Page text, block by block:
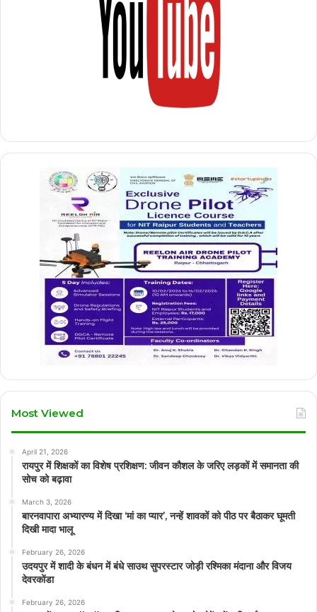
Most Viewed
April 21, 2026
रायपुर में शिक्षकों का विशेष प्रशिक्षण: जीवन कौशल के जरिए लड़कों में समानता की
सोच को बढ़ावा
March 3, 2026
बारनवापारा अभ्यारण्य में दिखा ‘मां का प्यार’, नन्हें शावकों को पीठ पर बैठाकर घूमती
दिखी मादा भालू
February 26, 2026
उदयपुर में शादी के बंधन में बंधे साउथ सुपरस्टार जोड़ी रश्मिका मंदाना और विजय
देवरकोंडा
February 26, 2026